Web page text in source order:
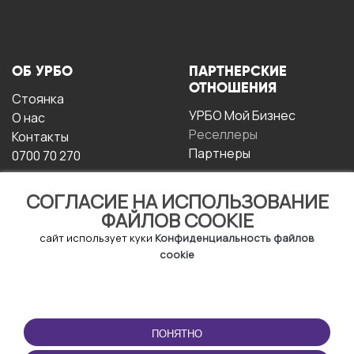
СОГЛАСИЕ НА ИСПОЛЬЗОВАНИЕ
ФАЙЛОВ COOKIE
сайт использует куки Конфиденциальность файлов
cookie
ПОНЯТНО
ОБ УРБО
Стоянка
О нас
Контакты
0700 70 270
ПАРТНЕРСКИЕ
ОТНОШЕНИЯ
УРБО Мой Бизнес
Реселлеры
Партнеры
ЭКСПЛУАТАЦИИ
Условия и положения
ПРИЛОЖЕНИЕ